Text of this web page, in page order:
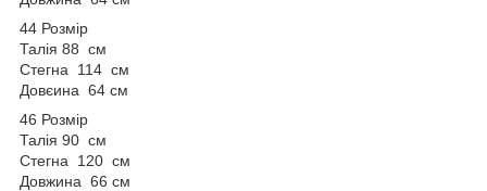
44 Розмір
Талія 88 см
Стегна 114 см
Довєина 64 см
46 Розмір
Талія 90 см
Стегна 120 см
Довжина 66 см